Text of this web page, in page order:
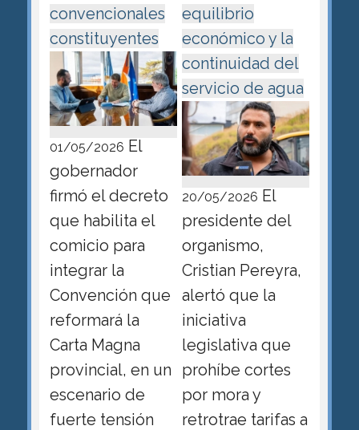
convencionales
constituyentes
01/05/2026 El
gobernador
firmó el decreto
que habilita el
comicio para
integrar la
Convención que
reformará la
Carta Magna
provincial, en un
escenario de
fuerte tensión
equilibrio
económico y la
continuidad del
servicio de agua
20/05/2026 El
presidente del
organismo,
Cristian Pereyra,
alertó que la
iniciativa
legislativa que
prohíbe cortes
por mora y
retrotrae tarifas a